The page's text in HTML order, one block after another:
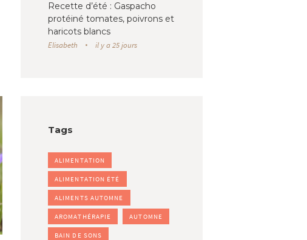
Recette d’été : Gaspacho
protéiné tomates, poivrons et
haricots blancs
Elisabeth il y a 25 jours
Tags
ALIMENTATION
ALIMENTATION ÉTÉ
ALIMENTS AUTOMNE
AROMATHÉRAPIE AUTOMNE
BAIN DE SONS